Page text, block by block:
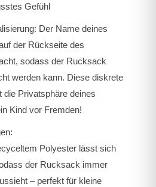
Gefühl
Der Name deines
der Rückseite des
sodass der Rucksack
werden kann. Diese diskrete
die Privatsphäre deines
Kind vor Fremden!
:
Polyester lässt sich
der Rucksack immer
– perfekt für kleine